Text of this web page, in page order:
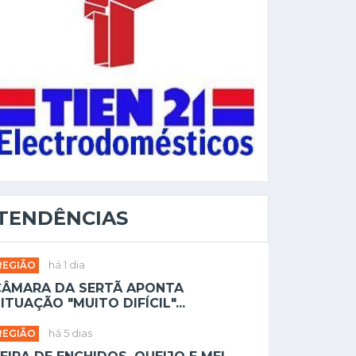
há 1 dia
DA SERTÃ APONTA
"MUITO DIFÍCIL"...
há 5 dias